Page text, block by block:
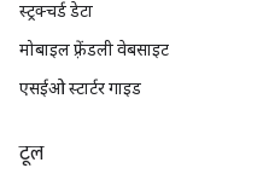
स्ट्रक्चर्ड डेटा
मोबाइल फ़्रेंडली वेबसाइट
एसईओ स्टार्टर गाइड
टूल